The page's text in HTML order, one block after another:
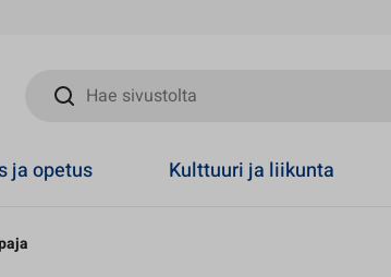
Hae sivustolta
ja opetus Kulttuuri ja liikunta